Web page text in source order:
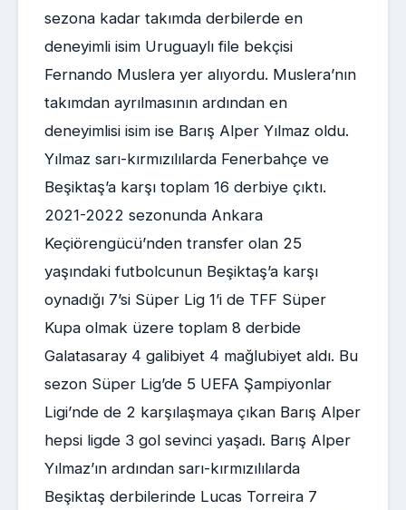
sezona kadar takımda derbilerde en
deneyimli isim Uruguaylı file bekçisi
Fernando Muslera yer alıyordu. Muslera’nın
takımdan ayrılmasının ardından en
deneyimlisi isim ise Barış Alper Yılmaz oldu.
Yılmaz sarı-kırmızılılarda Fenerbahçe ve
Beşiktaş’a karşı toplam 16 derbiye çıktı.
2021-2022 sezonunda Ankara
Keçiörengücü’nden transfer olan 25
yaşındaki futbolcunun Beşiktaş’a karşı
oynadığı 7’si Süper Lig 1’i de TFF Süper
Kupa olmak üzere toplam 8 derbide
Galatasaray 4 galibiyet 4 mağlubiyet aldı. Bu
sezon Süper Lig’de 5 UEFA Şampiyonlar
Ligi’nde de 2 karşılaşmaya çıkan Barış Alper
hepsi ligde 3 gol sevinci yaşadı. Barış Alper
Yılmaz’ın ardından sarı-kırmızılılarda
Beşiktaş derbilerinde Lucas Torreira 7